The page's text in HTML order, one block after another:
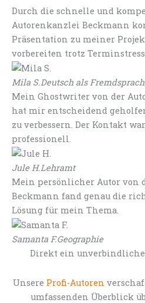
Durch die schnelle und
Autorenkanzlei Beckmann
Präsentation zu meiner
vorbereiten trotz
Mila S.Deutsch als
Mein Ghostwriter von der
hat mir entscheidend
zu verbessern. Der Kontakt
professionell.
Jule H.Lehramt
Mein persönlicher Autor von
Beckmann fand genau die
Lösung für mein Thema.
Samanta F.Geographie
Direkt ein
Unsere Profi-Autoren
umfassenden Überblick